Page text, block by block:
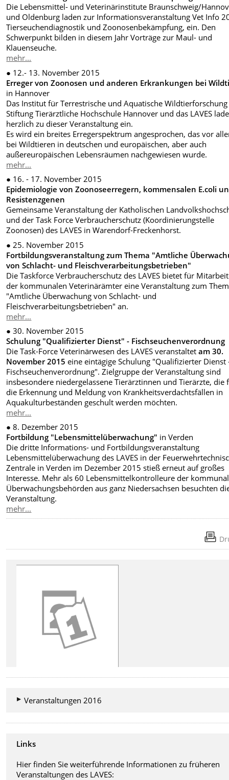
Die Lebensmittel- und Veterinärinstitute Braunschweig/
und Oldenburg laden zur Informationsveranstaltung Vet Info
Tierseuchendiagnostik und Zoonosenbekämpfung, ein. Den
Schwerpunkt bilden in diesem Jahr Vorträge zur Maul- und
Klauenseuche.
mehr...
● 12.- 13. November 2015
Erreger von Zoonosen und anderen Erkrankungen bei
in Hannover
Das Institut für Terrestrische und Aquatische
Stiftung Tierärztliche Hochschule Hannover und das LAVES
herzlich zu dieser Veranstaltung ein.
Es wird ein breites Erregerspektrum angesprochen, das vor
bei Wildtieren in deutschen und europäischen, aber auch
außereuropäischen Lebensräumen nachgewiesen wurde.
mehr...
● 16. - 17. November 2015
Epidemiologie von Zoonoseerregern, kommensalen E.coli
Resistenzgenen
Gemeinsame Veranstaltung der Katholischen
und der Task Force Verbraucherschutz (Koordinierungstelle
Zoonosen) des LAVES in Warendorf-Freckenhorst.
● 25. November 2015
Fortbildungsveranstaltung zum Thema "Amtliche
von Schlacht- und Fleischverarbeitungsbetrieben"
Die Taskforce Verbraucherschutz des LAVES bietet für
der kommunalen Veterinärämter eine Veranstaltung zum
"Amtliche Überwachung von Schlacht- und
Fleischverarbeitungsbetrieben" an.
mehr...
● 30. November 2015
Schulung "Qualifizierter Dienst" - Fischseuchenverordnung
Die Task-Force Veterinärwesen des LAVES veranstaltetam 30.
November 2015 eine eintägige Schulung "Qualifizierter Dienst
Fischseuchenverordnung". Zielgruppe der Veranstaltung sind
insbesondere niedergelassene Tierärztinnen und Tierärzte, die
die Erkennung und Meldung von Krankheitsverdachtsfällen in
Aquakulturbeständen geschult werden möchten.
mehr...
● 8. Dezember 2015
Fortbildung "Lebensmittelüberwachung" in Verden
Die dritte Informations- und Fortbildungsveranstaltung
Lebensmittelüberwachung des LAVES in der
Zentrale in Verden im Dezember 2015 stieß erneut auf großes
Interesse. Mehr als 60 Lebensmittelkontrolleure der
Überwachungsbehörden aus ganz Niedersachsen besuchten
Veranstaltung.
mehr...
Veranstaltungen 2016
Links
Hier finden Sie weiterführende Informationen zu früheren
Veranstaltungen des LAVES: